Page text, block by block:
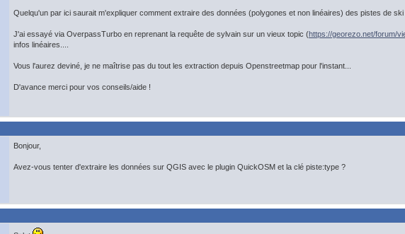
Quelqu'un par ici saurait m'expliquer comment extraire des données (polygones et non linéaires) des pistes de
J'ai essayé via OverpassTurbo en reprenant la requête de sylvain sur un vieux topic (https://georezo.net/forum/
infos linéaires....
Vous l'aurez deviné, je ne maîtrise pas du tout les extraction depuis Openstreetmap pour l'instant...
D'avance merci pour vos conseils/aide !
Bonjour,
Avez-vous tenter d'extraire les données sur QGIS avec le plugin QuickOSM et la clé piste:type ?